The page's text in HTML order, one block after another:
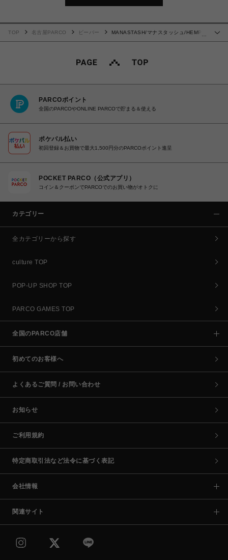
…
TOP 名古屋PARCO ビーバー
MANASTASH/マナスタッシュ/HEMP
PARCOポイント
全国のPARCOやONLINE PARCOで貯まる＆使える
ポケパル払い
初回登録＆お買物で最大1,500円分のPARCOポイント進呈
POCKET PARCO（公式アプリ）
コイン＆クーポンでPARCOでのお買い物がオトクに
カテゴリー
全カテゴリーから探す
culture TOP
POP-UP SHOP TOP
PARCO GAMES TOP
全国のPARCO店舗
初めてのお客様へ
よくあるご質問 / お問い合わせ
お知らせ
ご利用規約
特定商取引法など法令に基づく表記
会社情報
関連サイト